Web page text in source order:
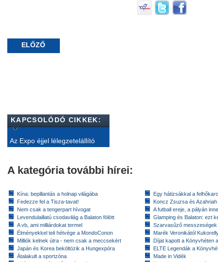
ELŐZŐ
KAPCSOLÓDÓ CIKKEK:
Az Expo éjjel lélegzetelállító
A kategória további hírei:
Kína: bepillantás a holnap világába
Fedezze fel a Tisza-tavat!
Nem csak a tengerpart hívogat
Levendulaillatú csodavilág a Balaton fölött
A vb, ami milliárdokat termel
Élményekkel teli hétvége a MondoConon
Milliók kelnek útra - nem csak a meccsekért
Japán és Korea beköltözik a Hungexpóra
Átalakult a sportzóna
Egy hátizsákkal a
Koncz Zsuzsa és
A futball ereje, a pályán
Glamping és Balaton: ezt
Szarvasűző messzeségek
Marék Veronikától
Díjat kapott a Könyvhéten
ELTE Legendák a
Made in Vidék